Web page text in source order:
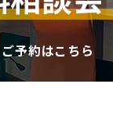
ご予約はこちら